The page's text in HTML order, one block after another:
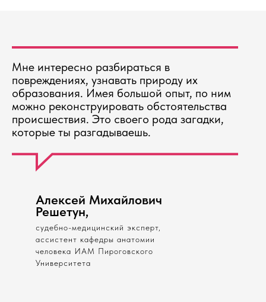
Мне интересно разбираться в
повреждениях, узнавать природу их
образования. Имея большой опыт, по ним
можно реконструировать обстоятельства
происшествия. Это своего рода загадки,
которые ты разгадываешь.
Алексей Михайлович
Решетун,
судебно-медицинский эксперт,
ассистент кафедры анатомии
человека ИАМ Пироговского
Университета